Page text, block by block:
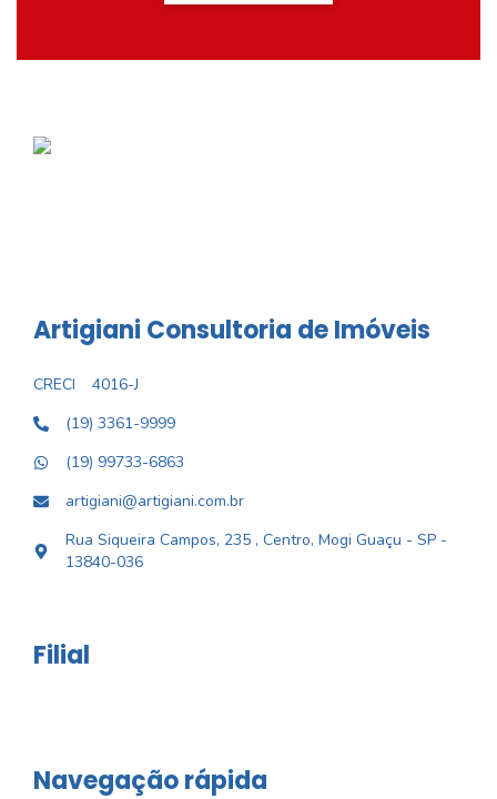
Artigiani Consultoria de Imóveis
CRECI
4016-J
(19) 3361-9999
(19) 99733-6863
artigiani@artigiani.com.br
Rua Siqueira Campos, 235 , Centro, Mogi Guaçu - SP -
13840-036
Filial
Navegação rápida